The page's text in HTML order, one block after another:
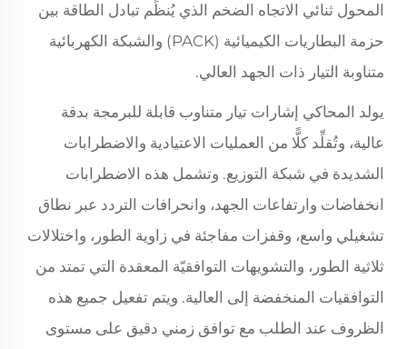
المحول ثنائي الاتجاه الضخم الذي يُنظِّم تبادل الطاقة بين
حزمة البطاريات الكيميائية (PACK) والشبكة الكهربائية
متناوبة التيار ذات الجهد العالي.
يولد المحاكي إشارات تيار متناوب قابلة للبرمجة بدقة
عالية، وتُقلِّد كلًّا من العمليات الاعتيادية والاضطرابات
الشديدة في شبكة التوزيع. وتشمل هذه الاضطرابات
انخفاضات وارتفاعات الجهد، وانحرافات التردد عبر نطاق
تشغيلي واسع، وقفزات مفاجئة في زاوية الطور، واختلالات
ثلاثية الطور، والتشويهات التوافقيّة المعقدة التي تمتد من
التوافقيات المنخفضة إلى العالية. ويتم تفعيل جميع هذه
الظروف عند الطلب مع توافق زمني دقيق على مستوى